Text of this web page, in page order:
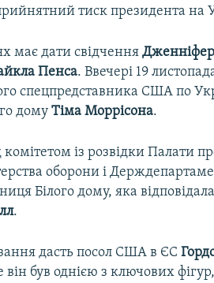
тиск президента на
має дати свідчення
Пенса. Ввечері 19
спецпредставника США по
домуТіма Моррісона.
із розвідки Палати
оборони і
Білого дому, яка
.
дасть посол США в ЄС
він був однією з ключових